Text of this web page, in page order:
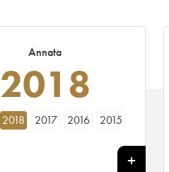
Annata
2018
2018 2017 2016 2015